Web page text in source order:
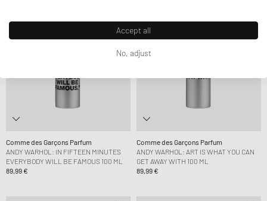
Comme des Garçons Parfum
ANDY WARHOL: IN FIFTEEN MINUTES
EVERYBODY WILL BE FAMOUS 100 ML
89,99 €
Comme des Garçons Parfum
ANDY WARHOL: ART IS WHAT YOU CAN
GET AWAY WITH 100 ML
89,99 €
Accept all
No, adjust